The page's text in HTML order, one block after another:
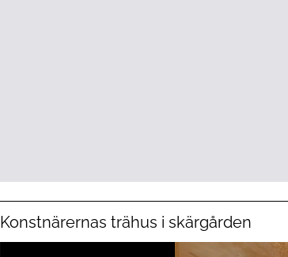
Konstnärernas trähus i skärgården